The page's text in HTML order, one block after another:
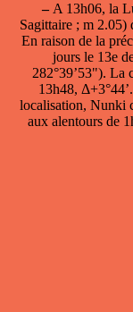
–A 13h06, la
Sagittaire ; m 2.05)
En raison de la
jours le 13e
282°39’53"). La
13h48,
localisation, Nunki
aux alentours de